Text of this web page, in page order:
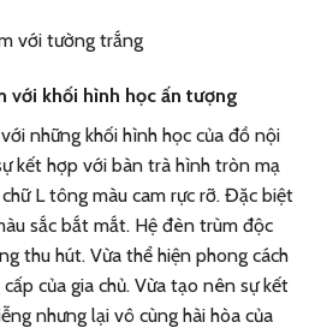
với khối hình học ấn tượng
những khối hình học của đồ nội
kết hợp với bàn trà hình tròn mạ
L tông màu cam rực rỡ. Đặc biệt
sắc bắt mắt. Hệ đèn trùm độc
thu hút. Vừa thể hiện phong cách
của gia chủ. Vừa tạo nên sự kết
nhưng lại vô cùng hài hòa của